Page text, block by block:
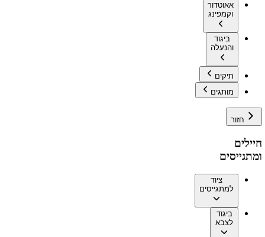
אאוטדור
וקמפינג
ביגוד
והנעלה
תיקים
מותגים
חזור
חיילים
ומתגייסים
ציוד
למתגייסים
ביגוד
לצבא